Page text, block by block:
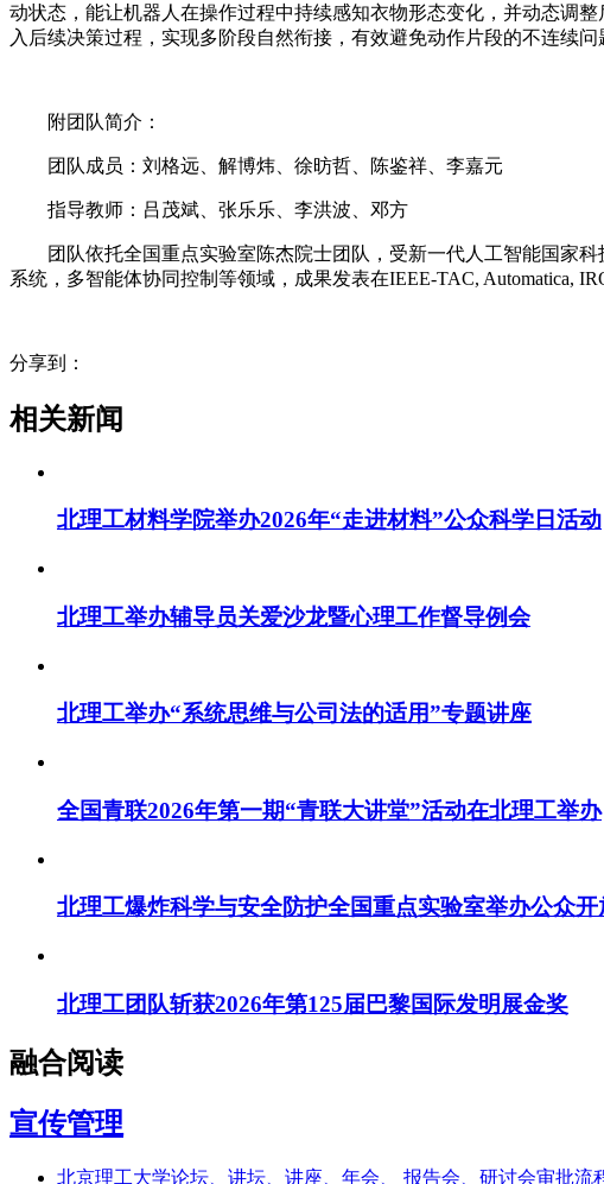
动状态，能让机器人在操作过程中持续感知衣物形态变化，并动态调
入后续决策过程，实现多阶段自然衔接，有效避免动作片段的不连续
附团队简介：
团队成员：刘格远、解博炜、徐昉哲、陈鉴祥、李嘉元
指导教师：吕茂斌、张乐乐、李洪波、邓方
团队依托全国重点实验室陈杰院士团队，受新一代人工智能国家
系统，多智能体协同控制等领域，成果发表在IEEE-TAC, Automatica,
分享到：
相关新闻
北理工材料学院举办2026年“走进材料”公众科学日活动
北理工举办辅导员关爱沙龙暨心理工作督导例会
北理工举办“系统思维与公司法的适用”专题讲座
全国青联2026年第一期“青联大讲堂”活动在北理工举办
北理工爆炸科学与安全防护全国重点实验室举办公众
北理工团队斩获2026年第125届巴黎国际发明展金奖
融合阅读
宣传管理
北京理工大学论坛、讲坛、讲座、年会、 报告会、研讨会审批流